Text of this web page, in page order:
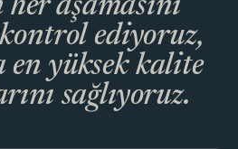
aşamasını
ediyoruz,
en yüksek kalite
sağlıyoruz.